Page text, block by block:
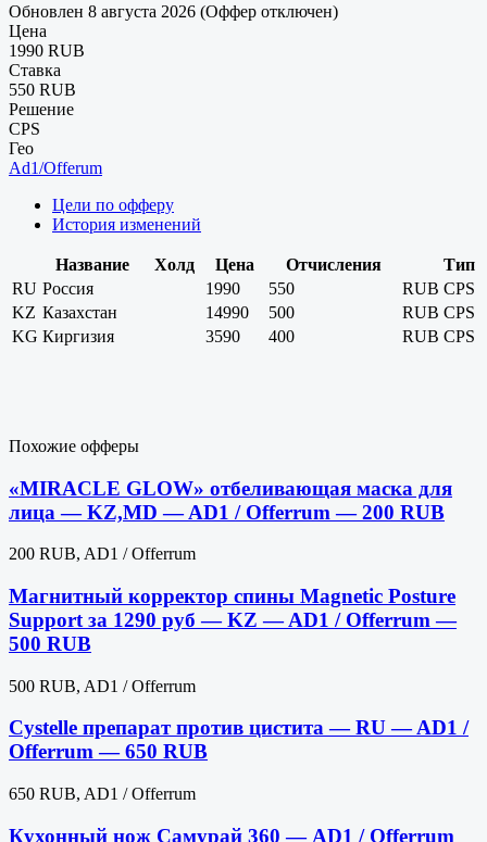
Обновлен 8 августа 2026 (Оффер отключен)
Цена
1990 RUB
Ставка
550 RUB
Решение
CPS
Гео
Ad1/Offerum
Цели по офферу
История изменений
Название Холд Цена Отчисления
Тип
RU Россия 1990 550 RUB CPS
KZ Казахстан 14990 500 RUB CPS
KG Киргизия 3590 400 RUB CPS
Похожие офферы
«MIRACLE GLOW» отбеливающая маска для
лица — KZ,MD — AD1 / Offerrum — 200 RUB
200 RUB, AD1 / Offerrum
Магнитный корректор спины Magnetic Posture
Support за 1290 руб — KZ — AD1 / Offerrum —
500 RUB
500 RUB, AD1 / Offerrum
Cystelle препарат против цистита — RU — AD1 /
Offerrum — 650 RUB
650 RUB, AD1 / Offerrum
Кухонный нож Самурай 360 — AD1 / Offerrum